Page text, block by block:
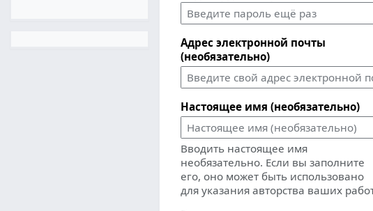
Адрес электронной почты
(необязательно)
Настоящее имя (необязательно)
Вводить настоящее имя
необязательно. Если вы заполните
его, оно может быть использовано
для указания авторства ваших